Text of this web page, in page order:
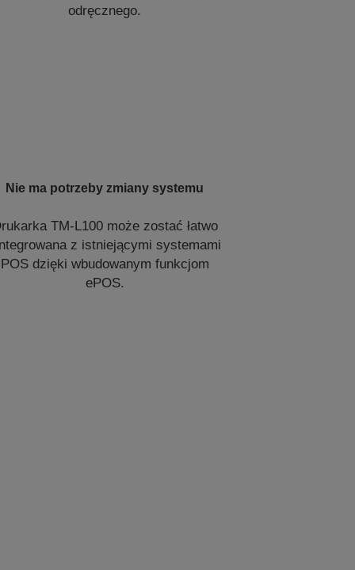
odręcznego.
Nie ma potrzeby zmiany systemu
TM-L100 może zostać łatwo
z istniejącymi systemami
POS dzięki wbudowanym funkcjom
ePOS.